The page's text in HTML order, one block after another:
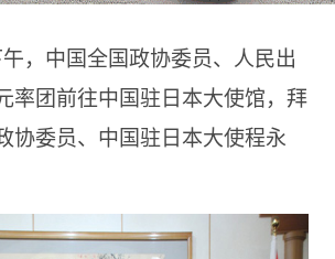
，中国全国政协委员、人民出
率团前往中国驻日本大使馆，拜
协委员、中国驻日本大使程永